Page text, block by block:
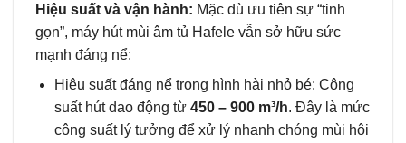
Hiệu suất và vận hành: Mặc dù ưu tiên sự “tinh
gọn”, máy hút mùi âm tủ Hafele vẫn sở hữu sức
mạnh đáng nể:
Hiệu suất đáng nể trong hình hài nhỏ bé: Công
suất hút dao động từ 450 – 900 m³/h. Đây là mức
công suất lý tưởng để xử lý nhanh chóng mùi hôi